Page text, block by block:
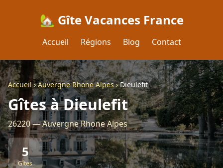
🏡 Gîte Vacances France
Accueil Régions Blog Contact
Accueil›Auvergne Rhone Alpes›Dieulefit
Gîtes à Dieulefit
26220 — Auvergne Rhone Alpes
5
Gîtes